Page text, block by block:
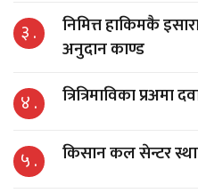
३ .
निमित्त हाकिमकै
अनुदान काण्ड
४ . त्रित्रिमाविका प्रअमा
५ . किसान कल सेन्टर